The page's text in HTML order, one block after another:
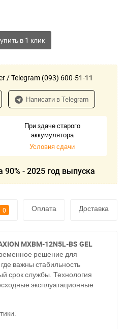
/ Telegram (093) 600-51-11
Написати в Telegram
При здаче старого
аккумулятора
Условия сдачи
90% - 2025 год выпуска
0 Оплата Доставка
MXBM-12N5L-BS GEL
решение для
важны стабильность
срок службы. Технология
эксплуатационные